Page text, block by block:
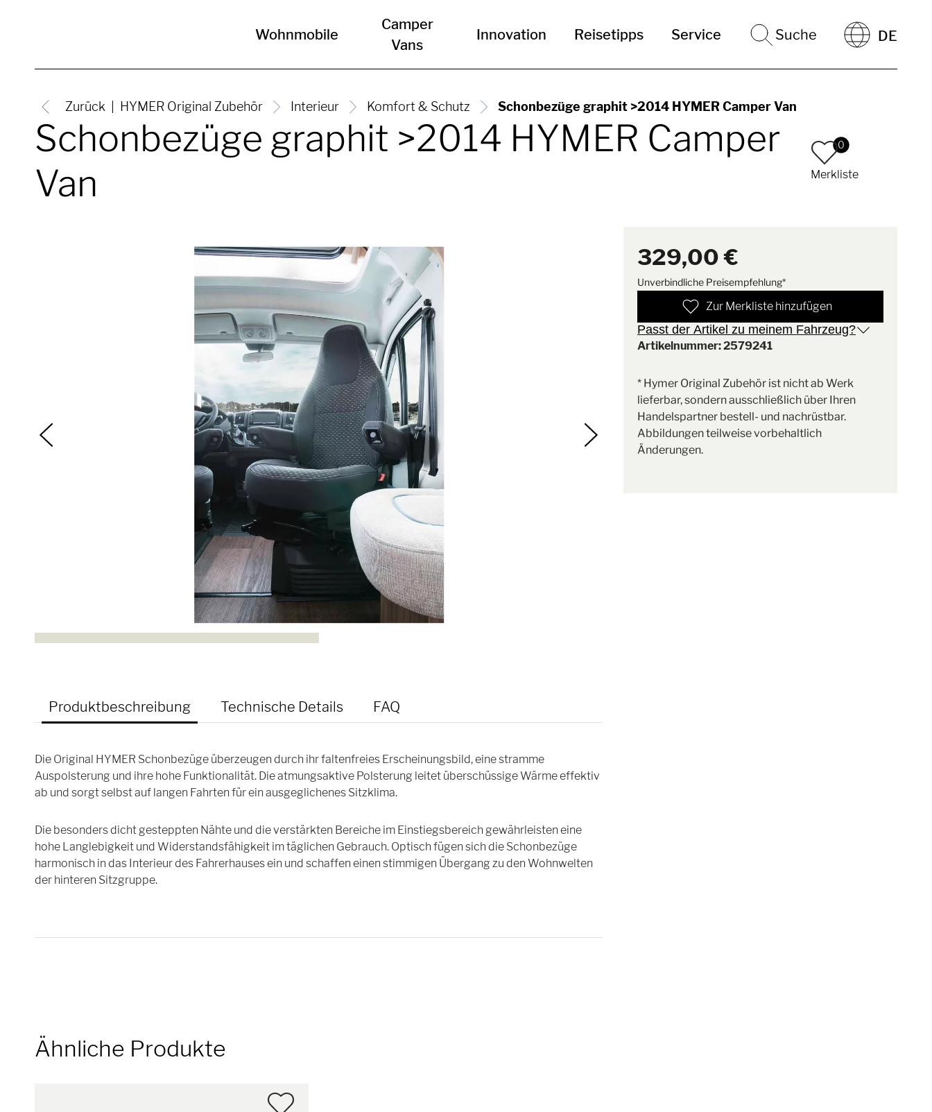
Wohnmobile
Camper
Vans
Innovation Reisetipps Service Suche DE
Zurück HYMER Original Zubehör Interieur Komfort & Schutz Schonbezüge graphit >2014 HYMER Camper Van
Schonbezüge graphit >2014 HYMER Camper
Van
0
Merkliste
Produktbeschreibung Technische Details FAQ
Die Original HYMER Schonbezüge überzeugen durch ihr faltenfreies Erscheinungsbild, eine stramme
Auspolsterung und ihre hohe Funktionalität. Die atmungsaktive Polsterung leitet überschüssige Wärme effektiv
ab und sorgt selbst auf langen Fahrten für ein ausgeglichenes Sitzklima.
Die besonders dicht gesteppten Nähte und die verstärkten Bereiche im Einstiegsbereich gewährleisten eine
hohe Langlebigkeit und Widerstandsfähigkeit im täglichen Gebrauch. Optisch fügen sich die Schonbezüge
harmonisch in das Interieur des Fahrerhauses ein und schaffen einen stimmigen Übergang zu den Wohnwelten
der hinteren Sitzgruppe.
329,00 €
Unverbindliche Preisempfehlung*
Zur Merkliste hinzufügen
Passt der Artikel zu meinem Fahrzeug?
Artikelnummer: 2579241
* Hymer Original Zubehör ist nicht ab Werk
lieferbar, sondern ausschließlich über Ihren
Handelspartner bestell- und nachrüstbar.
Abbildungen teilweise vorbehaltlich
Änderungen.
Ähnliche Produkte